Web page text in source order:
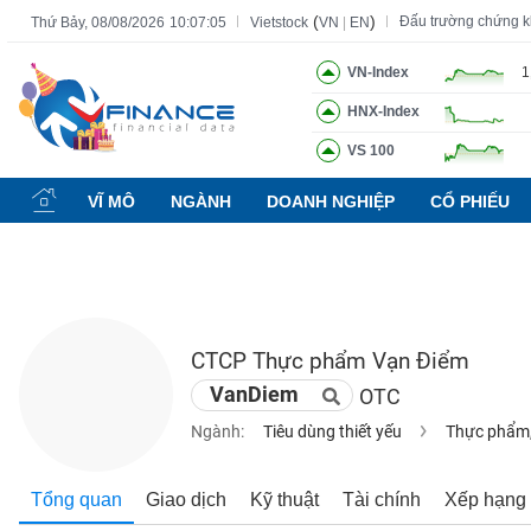
Thứ Bảy, 08/08/2026 10:07:06 Vietstock (VN EN) Đấu trường chứng
VN-Index
HNX-Index
VS 100
VĨ MÔ NGÀNH DOANH NGHIỆP CỔ PHIẾU
CTCP Thực phẩm Vạn Điểm
VanDiem OTC
Ngành: Tiêu dùng thiết yếu Thực
Tổng quan Giao dịch Kỹ thuật Tài chính Xếp hạng
Tất cả Tính năng Ngành Mã chứng khoán Lãnh đạo
Tính
năng
(-)
NGHIỆP